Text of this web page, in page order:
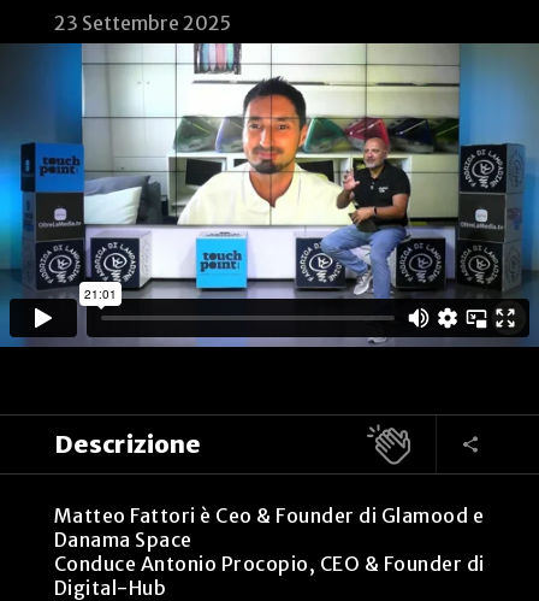
23 Settembre 2025
Descrizione
Matteo Fattori è Ceo & Founder di Glamood e
Danama Space
Conduce Antonio Procopio, CEO & Founder di
Digital-Hub